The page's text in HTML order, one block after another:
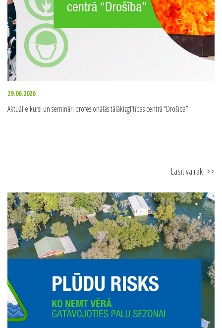
29.06.2026
Aktuālie kursi un semināri profesionālās tālākizglītības centrā ‘’Drošība’’
Lasīt vairāk >>